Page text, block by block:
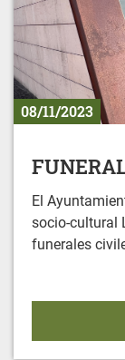
08/11/2023
El
socio-cultural
funerales